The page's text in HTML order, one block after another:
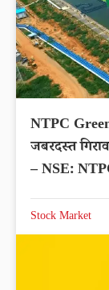
NTPC
जबरदस्त
– NSE:
Stock Market